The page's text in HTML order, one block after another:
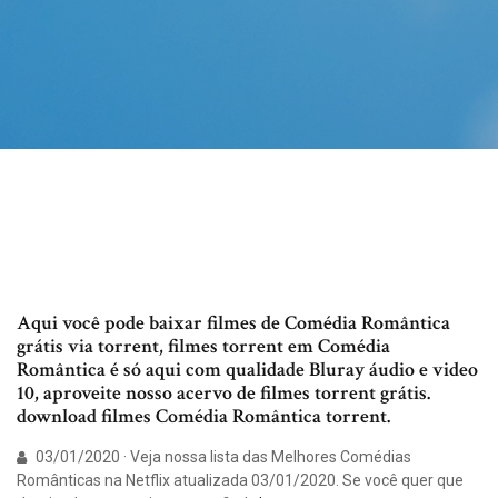
Aqui você pode baixar filmes de Comédia Romântica
grátis via torrent, filmes torrent em Comédia
Romântica é só aqui com qualidade Bluray áudio e video
10, aproveite nosso acervo de filmes torrent grátis.
download filmes Comédia Romântica torrent.
03/01/2020 · Veja nossa lista das Melhores Comédias
Românticas na Netflix atualizada 03/01/2020. Se você quer que